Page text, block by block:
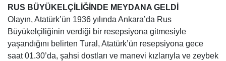
RUS BÜYÜKELÇİLİĞİNDE MEYDANA GELDİ
Olayın, Atatürk’ün 1936 yılında Ankara’da Rus
Büyükelçiliğinin verdiği bir resepsiyona gitmesiyle
yaşandığını belirten Tural, Atatürk’ün resepsiyona gece
saat 01.30’da, şahsi dostları ve manevi kızlarıyla ve zeybek